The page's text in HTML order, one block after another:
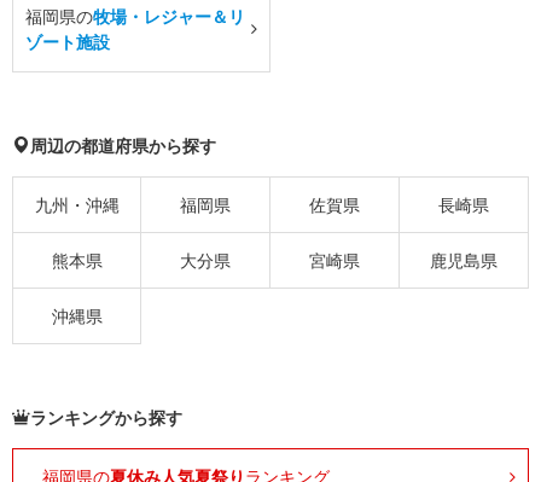
福岡県の牧場・レジャー＆リ
ゾート施設
周辺の都道府県から探す
九州・沖縄 福岡県 佐賀県 長崎県
熊本県 大分県 宮崎県 鹿児島県
沖縄県
ランキングから探す
福岡県の夏休み人気夏祭り ランキング